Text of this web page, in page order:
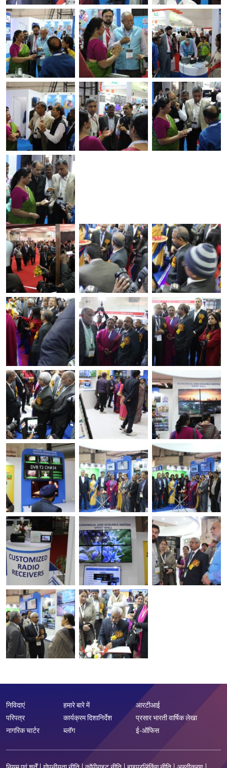
निविदाएं
परिपत्र
नागरिक चार्टर
हमारे बारे में
कार्यक्रम दिशानिर्देश
ब्लॉग
आरटीआई
प्रसार भारती वार्षिक लेखा
ई-ऑफिस